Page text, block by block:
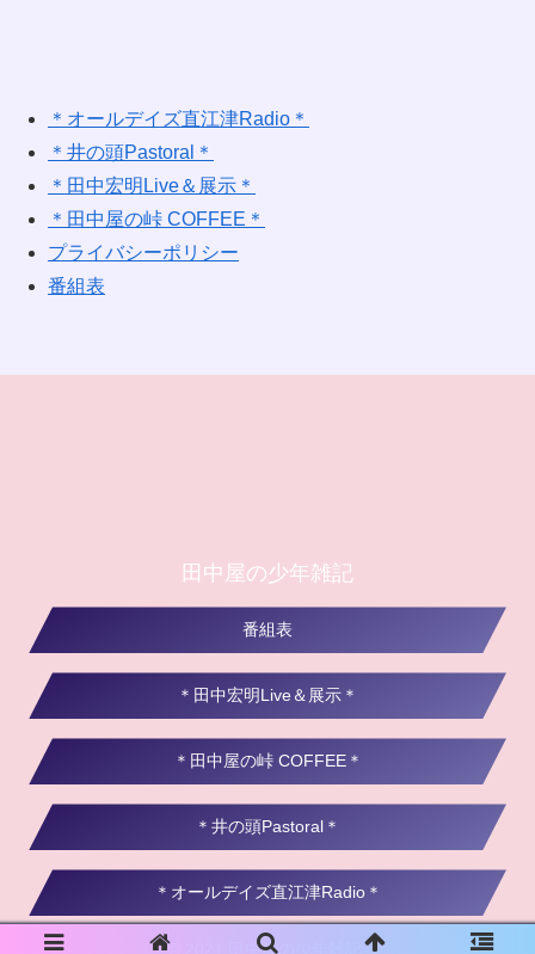
＊オールデイズ直江津Radio＊
＊井の頭Pastoral＊
＊田中宏明Live＆展示＊
＊田中屋の峠 COFFEE＊
プライバシーポリシー
番組表
田中屋の少年雑記
番組表
＊田中宏明Live＆展示＊
＊田中屋の峠 COFFEE＊
＊井の頭Pastoral＊
＊オールデイズ直江津Radio＊
© 2021 田中屋の少年雑記.